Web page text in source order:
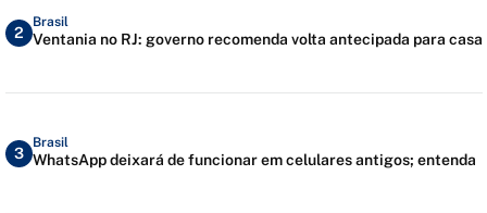
2
Brasil
Ventania no RJ: governo recomenda volta antecipada para casa
3
Brasil
WhatsApp deixará de funcionar em celulares antigos; entenda